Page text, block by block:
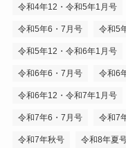
令和4年12・令和5年1月号
令和5年6・7月号 令和5
令和5年12・令和6年1月号
令和6年6・7月号 令和6
令和6年12・令和7年1月号
令和7年6・7月号 令和7
令和7年秋号 令和8年夏